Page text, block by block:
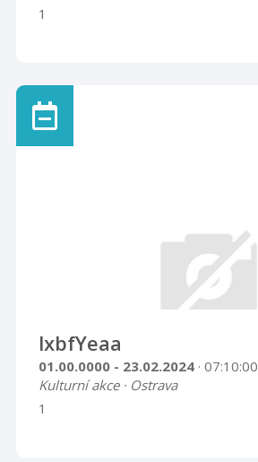
1
lxbfYeaa
01.00.0000 - 23.02.2024 · 07:10:00
Kulturní akce · Ostrava
1